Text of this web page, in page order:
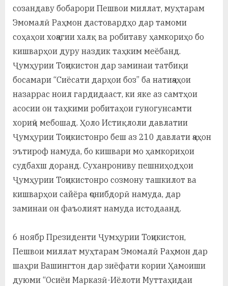
и
Х
с
р
а
в
созандаву бобарори Пешвои миллат, муҳтарам
Эмомалӣ Раҳмон дастовардҳо дар тамоми
соҳаҳои хоҷагии халқ ва робитаву ҳамкориҳо бо
кишварҳои дуру наздик таҳким меёбанд.
Ҷумҳурии Тоҷикистон дар заминаи татбиқи
босамари “Сиёсати дарҳои боз” ба натиҷаҳои
назаррас ноил гардидааст, ки яке аз самтҳои
асосии он таҳкими робитаҳои гуногунсамти
хориҷӣ мебошад. Ҳоло Истиқлоли давлатии
Ҷумҳурии Тоҷикистонро беш аз 210 давлати ҷаҳон
эътироф намуда, бо кишвари мо ҳамкориҳои
судбахш доранд. Суханрониву пешниҳодҳои
Ҷумҳурии Тоҷикистонро созмону ташкилот ва
кишварҳои сайёра ҷонибдорӣ намуда, дар
заминаи он фаъолият намуда истодаанд.
6 ноябр Президенти Ҷумҳурии Тоҷикистон,
Пешвои миллат муҳтарам Эмомалӣ Раҳмон дар
шаҳри Вашингтон дар зиёфати кории Ҳамоиши
дуюми “Осиёи Марказӣ-Иёлоти Муттаҳидаи